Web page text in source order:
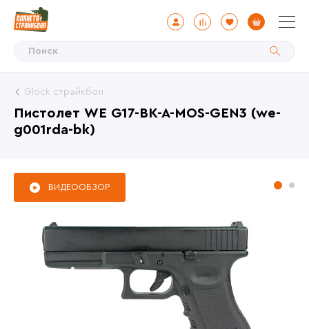
Пистолет WE G17-BK-A-MOS-GEN3 (we-
g001rda-bk)
Glock страйкбол
ВИДЕООБЗОР